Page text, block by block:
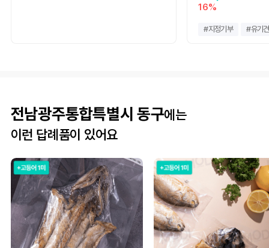
16%
#지정기부 #유기견
전남광주통합특별시 동구에는
이런 답례품이 있어요